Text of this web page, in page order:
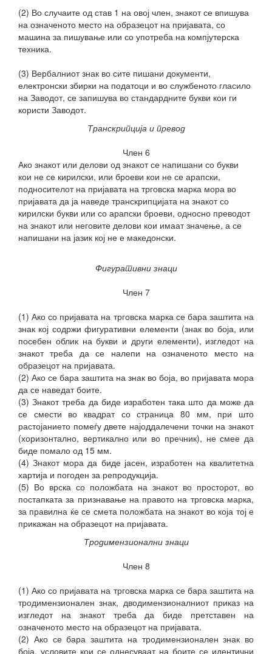
(2) Во случаите од став 1 на овој член, знакот се впишува
на означеното место на образецот на пријавата, со
машина за пишување или со употреба на компјутерска
техника.
(3) Вербалниот знак во сите пишани документи,
електронски збирки на податоци и во службеното гласило
на Заводот, се запишува во стандардните букви кои ги
користи Заводот.
Транскрипција и превод
Член 6
Ако знакот или делови од знакот се напишани со букви
кои не се кирилски, или броеви кои не се арапски,
подносителот на пријавата на трговска марка мора во
пријавата да ја наведе транскрипцијата на знакот со
кирилски букви или со арапски броеви, односно преводот
на знакот или неговите делови кои имаат значење, а се
напишани на јазик кој не е македонски.
Фигуративни знаци
Член 7
(1) Ако со пријавата на трговска марка се бара заштита на
знак кој содржи фигуративни елементи (знак во боја, или
посебен облик на букви и други елементи), изгледот на
знакот треба да се налепи на означеното место на
образецот на пријавата.
(2) Ако се бара заштита на знак во боја, во пријавата мора
да се наведат боите.
(3) Знакот треба да биде изработен така што да може да
се смести во квадрат со страница 80 мм, при што
растојанието помеѓу двете најоддалечени точки на знакот
(хоризонтално, вертикално или во пречник), не смее да
биде помало од 15 мм.
(4) Знакот мора да биде јасен, изработен на квалитетна
хартија и погоден за репродукција.
(5) Во врска со положбата на знакот во просторот, во
постапката за признавање на правото на трговска марка,
за правилна ќе се смета положбата на знакот во која тој е
прикажан на образецот на пријавата.
Тродимензионални знаци
Член 8
(1) Ако со пријавата на трговска марка се бара заштита на
тродимензионален знак, дводимензионалниот приказ на
изгледот на знакот треба да биде претставен на
означеното место на образецот на пријавата.
(2) Ако се бара заштита на тродимензионален знак во
боја, условите кои се однесуваат на боите се идентични